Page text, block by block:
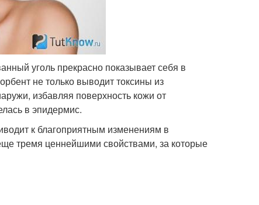
уголь прекрасно показывает себя в
не только выводит токсины из
избавляя поверхность кожи от
в эпидермис.
к благоприятным изменениям в
тремя ценнейшими свойствами, за которые